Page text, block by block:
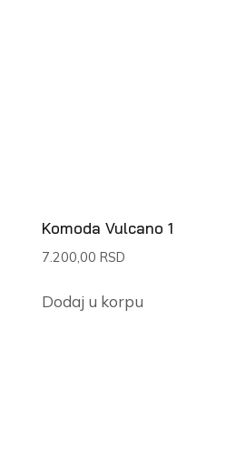
Komoda Vulcano 1
7.200,00 RSD
Dodaj u korpu